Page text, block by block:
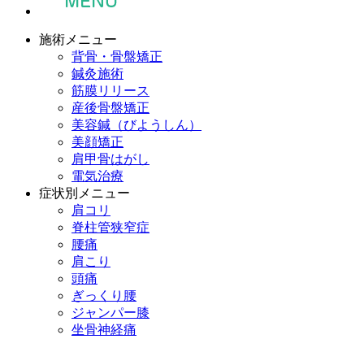
施術メニュー
背骨・骨盤矯正
鍼灸施術
筋膜リリース
産後骨盤矯正
美容鍼（びようしん）
美顔矯正
肩甲骨はがし
電気治療
症状別メニュー
肩コリ
脊柱管狭窄症
腰痛
肩こり
頭痛
ぎっくり腰
ジャンパー膝
坐骨神経痛